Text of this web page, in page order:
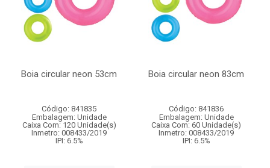
Boia circular neon 53cm
Código: 841835
Embalagem: Unidade
Caixa Com: 120 Unidade(s)
Inmetro: 008433/2019
IPI: 6.5%
Boia circular neon 83cm
Código: 841836
Embalagem: Unidade
Caixa Com: 60 Unidade(s)
Inmetro: 008433/2019
IPI: 6.5%